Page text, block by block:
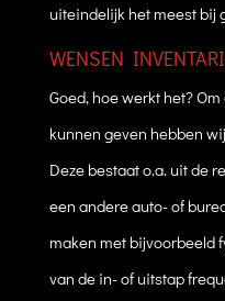
uiteindelijk het meest bij
WENSEN
Goed, hoe werkt het?
kunnen geven hebben
Deze bestaat o.a. uit de
een andere auto- of
maken met bijvoorbeeld
van de in- of uitstap